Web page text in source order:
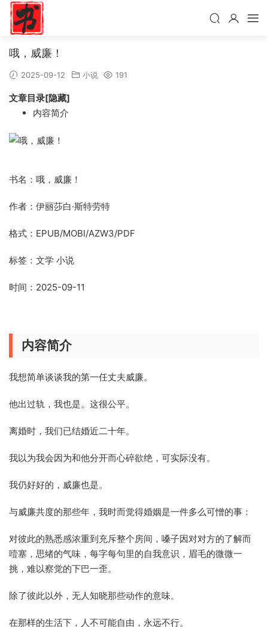
哦，威廉！
2025-09-12 小说 191
文章目录[隐藏]
内容简介
书名：哦，威廉！
作者：伊丽莎白·斯特劳特
格式：EPUB/MOBI/AZW3/PDF
标签：文学 小说
时间：2025-09-11
内容简介
我想简单谈谈我的第一任丈夫威廉。
他出过轨，我也是。这很公平。
离婚时，我们已结婚近二十年。
我以为我会因为和他分开而心碎欲绝，可实际没有。
我仍好好的，威廉也是。
与威廉共度的那些年，我时而觉得婚姻是一件多么可憎的事：
对彼此的熟悉感浓重到充斥整个房间，嗓子因对对方的了解而
噎塞，思绪的气味，每字每句里的自我意识，眉毛的微微一
挑，难以察觉的下巴一歪。
除了彼此以外，无人知晓那些动作的意味。
在那样的生活下，人不可能自由，永远不行。